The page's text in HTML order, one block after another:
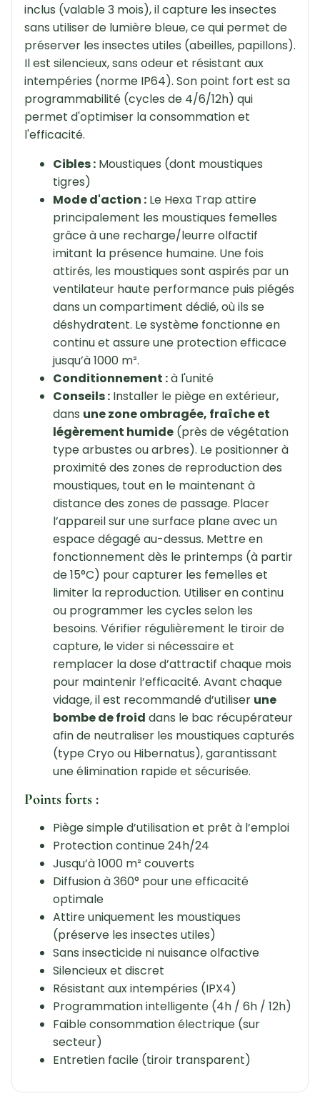
inclus (valable 3 mois), il capture les insectes
sans utiliser de lumière bleue, ce qui permet de
préserver les insectes utiles (abeilles, papillons).
Il est silencieux, sans odeur et résistant aux
intempéries (norme IP64). Son point fort est sa
programmabilité (cycles de 4/6/12h) qui
permet d'optimiser la consommation et
l'efficacité.
Cibles :Moustiques (dont moustiques
tigres)
Mode d'action :Le Hexa Trap attire
principalement les moustiques femelles
grâce à une recharge/leurre olfactif
imitant la présence humaine. Une fois
attirés, les moustiques sont aspirés par un
ventilateur haute performance puis piégés
dans un compartiment dédié, où ils se
déshydratent. Le système fonctionne en
continu et assure une protection efficace
jusqu’à 1000 m².
Conditionnement :à l'unité
Conseils :Installer le piège en extérieur,
dans une zone ombragée, fraîche et
légèrement humide(près de végétation
type arbustes ou arbres). Le positionner à
proximité des zones de reproduction des
moustiques, tout en le maintenant à
distance des zones de passage. Placer
l’appareil sur une surface plane avec un
espace dégagé au-dessus. Mettre en
fonctionnement dès le printemps (à partir
de 15°C) pour capturer les femelles et
limiter la reproduction. Utiliser en continu
ou programmer les cycles selon les
besoins. Vérifier régulièrement le tiroir de
capture, le vider si nécessaire et
remplacer la dose d’attractif chaque mois
pour maintenir l’efficacité. Avant chaque
vidage, il est recommandé d’utiliser une
bombe de froid dans le bac récupérateur
afin de neutraliser les moustiques capturés
(type Cryo ou Hibernatus), garantissant
une élimination rapide et sécurisée.
Points forts :
Piège simple d’utilisation et prêt à l’emploi
Protection continue 24h/24
Jusqu’à 1000 m² couverts
Diffusion à 360° pour une efficacité
optimale
Attire uniquement les moustiques
(préserve les insectes utiles)
Sans insecticide ni nuisance olfactive
Silencieux et discret
Résistant aux intempéries (IPX4)
Programmation intelligente (4h / 6h / 12h)
Faible consommation électrique (sur
secteur)
Entretien facile (tiroir transparent)